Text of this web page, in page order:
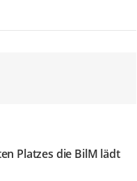
Platzes die BilM lädt